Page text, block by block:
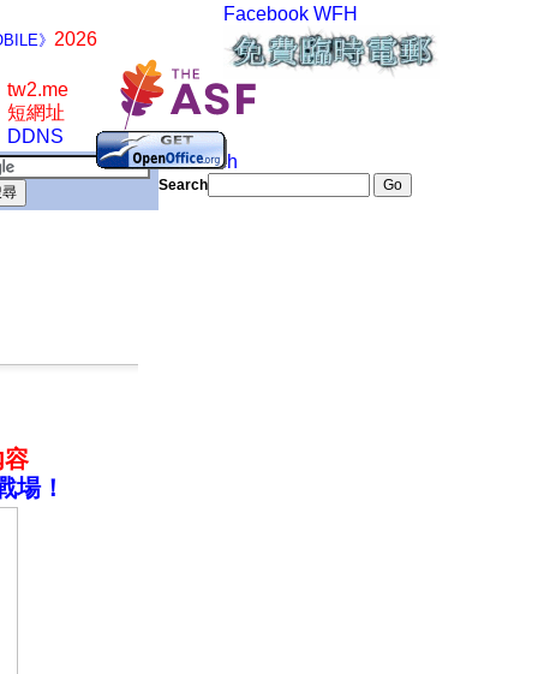
》 2026
tw2.me
短網址
DDNS
Facebook WFH
容
場！
Search
Search